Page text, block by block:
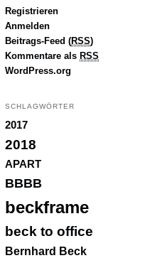
Registrieren
Anmelden
Beitrags-Feed (RSS)
Kommentare als RSS
WordPress.org
SCHLAGWÖRTER
2017
2018
APART
BBBB
beckframe
beck to office
Bernhard Beck